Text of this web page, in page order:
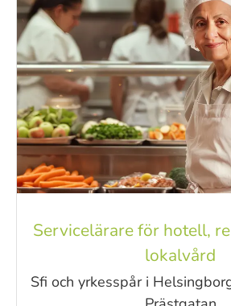
Servicelärare för hotell,
lokalvård
Sfi och yrkesspår i